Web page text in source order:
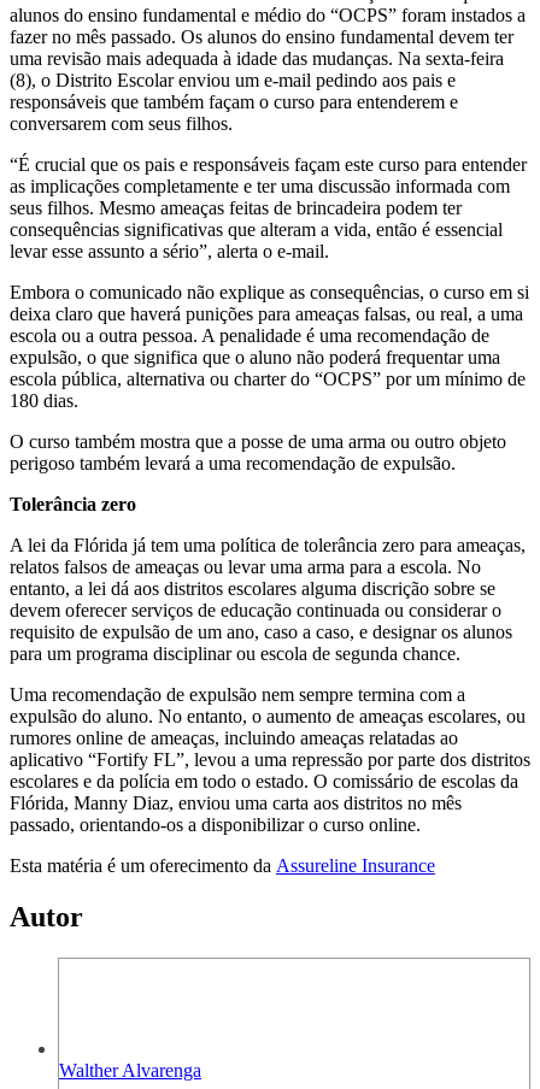
alunos do ensino fundamental e médio do “OCPS” foram instados a
fazer no mês passado. Os alunos do ensino fundamental devem ter
uma revisão mais adequada à idade das mudanças. Na sexta-feira
(8), o Distrito Escolar enviou um e-mail pedindo aos pais e
responsáveis ​​que também façam o curso para entenderem e
conversarem com seus filhos.
“É crucial que os pais e responsáveis ​​façam este curso para entender
as implicações completamente e ter uma discussão informada com
seus filhos. Mesmo ameaças feitas de brincadeira podem ter
consequências significativas que alteram a vida, então é essencial
levar esse assunto a sério”, alerta o e-mail.
Embora o comunicado não explique as consequências, o curso em si
deixa claro que haverá punições para ameaças falsas, ou real, a uma
escola ou a outra pessoa. A penalidade é uma recomendação de
expulsão, o que significa que o aluno não poderá frequentar uma
escola pública, alternativa ou charter do “OCPS” por um mínimo de
180 dias.
O curso também mostra que a posse de uma arma ou outro objeto
perigoso também levará a uma recomendação de expulsão.
Tolerância zero
A lei da Flórida já tem uma política de tolerância zero para ameaças,
relatos falsos de ameaças ou levar uma arma para a escola. No
entanto, a lei dá aos distritos escolares alguma discrição sobre se
devem oferecer serviços de educação continuada ou considerar o
requisito de expulsão de um ano, caso a caso, e designar os alunos
para um programa disciplinar ou escola de segunda chance.
Uma recomendação de expulsão nem sempre termina com a
expulsão do aluno. No entanto, o aumento de ameaças escolares, ou
rumores online de ameaças, incluindo ameaças relatadas ao
aplicativo “Fortify FL”, levou a uma repressão por parte dos distritos
escolares e da polícia em todo o estado. O comissário de escolas da
Flórida, Manny Diaz, enviou uma carta aos distritos no mês
passado, orientando-os a disponibilizar o curso online.
Esta matéria é um oferecimento da Assureline Insurance
Autor
Walther Alvarenga